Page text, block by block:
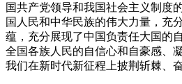
国共产党领导和我国社会主义制度
国人民和中华民族的伟大力量，充
蕴，充分展现了中国负责任大国的
全国各族人民的自信心和自豪感、
我们在新时代新征程上披荆斩棘、